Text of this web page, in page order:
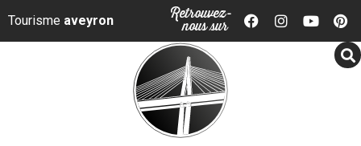
Panneau de gestion des cookies
Tourisme aveyron Retrouvez-
nous sur